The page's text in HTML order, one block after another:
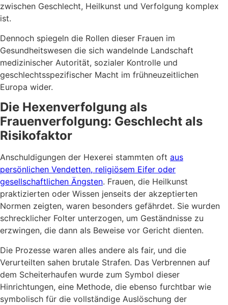
zwischen Geschlecht, Heilkunst und Verfolgung komplex
ist.
Dennoch spiegeln die Rollen dieser Frauen im
Gesundheitswesen die sich wandelnde Landschaft
medizinischer Autorität, sozialer Kontrolle und
geschlechtsspezifischer Macht im frühneuzeitlichen
Europa wider.
Die Hexenverfolgung als
Frauenverfolgung: Geschlecht als
Risikofaktor
Anschuldigungen der Hexerei stammten oft aus
persönlichen Vendetten, religiösem Eifer oder
gesellschaftlichen Ängsten. Frauen, die Heilkunst
praktizierten oder Wissen jenseits der akzeptierten
Normen zeigten, waren besonders gefährdet. Sie wurden
schrecklicher Folter unterzogen, um Geständnisse zu
erzwingen, die dann als Beweise vor Gericht dienten.
Die Prozesse waren alles andere als fair, und die
Verurteilten sahen brutale Strafen. Das Verbrennen auf
dem Scheiterhaufen wurde zum Symbol dieser
Hinrichtungen, eine Methode, die ebenso furchtbar wie
symbolisch für die vollständige Auslöschung der